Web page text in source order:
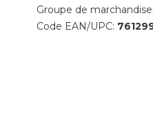
Groupe de
Code EAN/UPC: